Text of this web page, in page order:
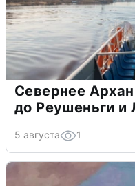
Севернее
до Реушеньги и
5 августа 1